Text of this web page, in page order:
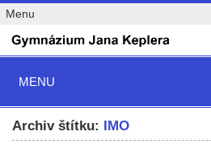
Menu
MENU
Archiv štítku: IMO